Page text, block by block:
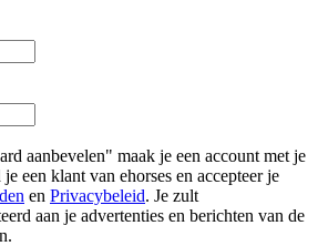
aanbevelen" maak je een account met je
een klant van ehorses en accepteer je
en Privacybeleid. Je zult
aan je advertenties en berichten van de